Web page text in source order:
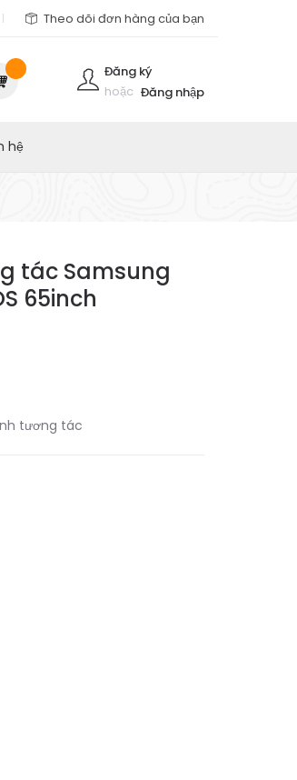
Theo dõi đơn hàng của bạn
Đăng ký
hoặc Đăng nhập
hệ
tác Samsung
65inch
tương tác